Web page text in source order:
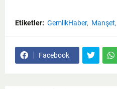
Etiketler: GemlikHaber Manşet
Facebook